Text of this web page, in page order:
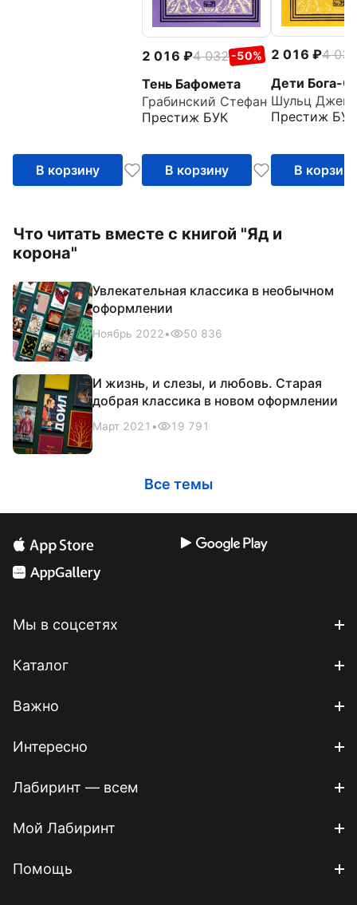
В корзину
2 016 4 032 -50%
Тень Бафомета
Грабинский Стефан
Престиж БУК
В корзину
2 016
4 032
Дети Бога-
Престиж БУК
В корзину
Что читать вместе с книгой "Яд и
корона"
Увлекательная классика в необычном
оформлении
Ноябрь 2022• 50 836
И жизнь, и слезы, и любовь. Старая
добрая классика в новом оформлении
Март 2021 • 19 791
Все темы
Мы в соцсетях
Каталог
Важно
Интересно
Лабиринт — всем
Мой Лабиринт
Помощь